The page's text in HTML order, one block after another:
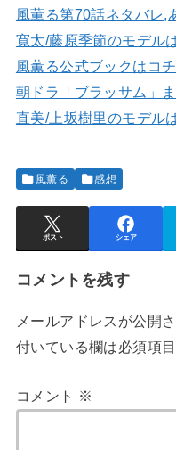
風薫る第70話ネタバレ,
寛太/藤原季節のモデル
風薫る公式ブックはコ
朝ドラ「ブラッサム」ま
直美/上坂樹里のモデル
風薫る 感想
ポスト シェア
コメントを残す
メールアドレスが公開
付いている欄は必須項
コメント ※